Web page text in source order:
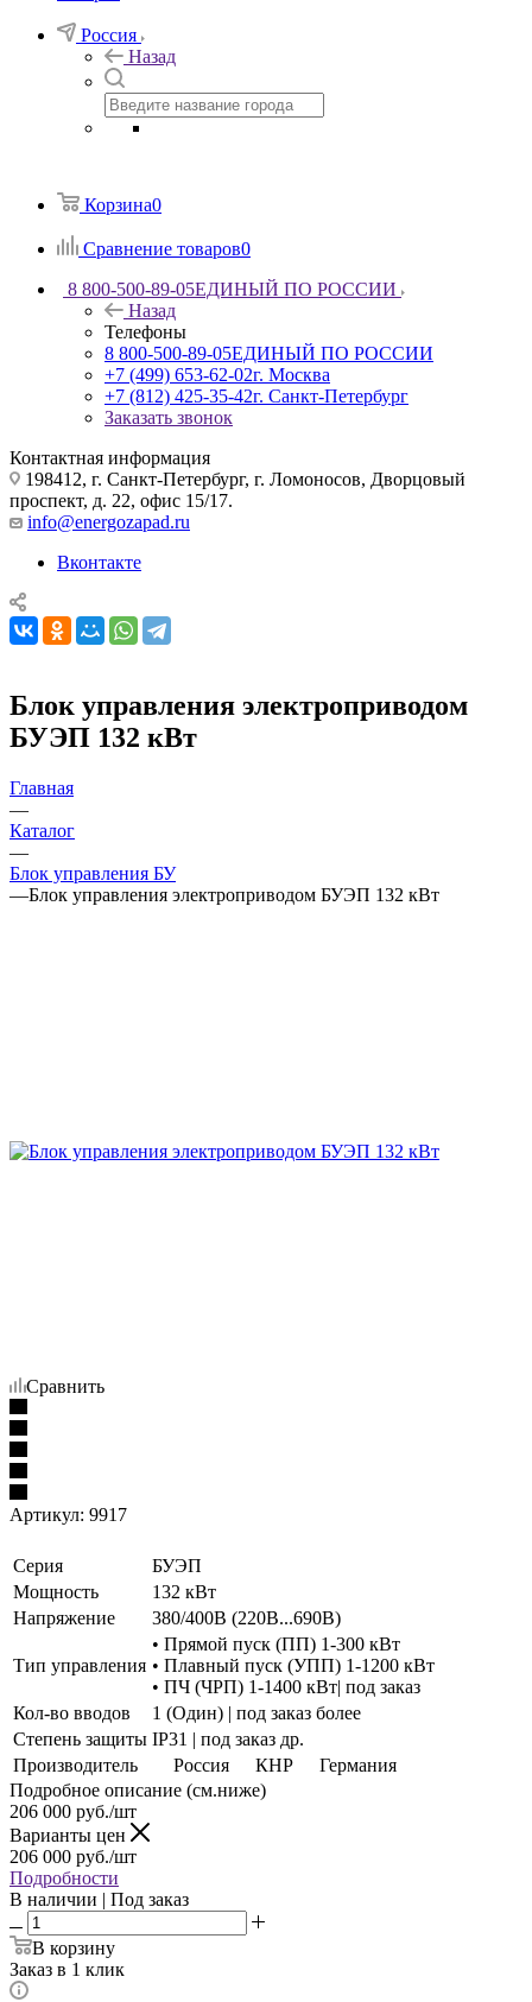
Россия
Назад
Корзина0
Сравнение товаров0
8 800-500-89-05ЕДИНЫЙ ПО РОССИИ
Назад
Телефоны
8 800-500-89-05ЕДИНЫЙ ПО РОССИИ
+7 (499) 653-62-02г. Москва
+7 (812) 425-35-42г. Санкт-Петербург
Заказать звонок
Контактная информация
198412, г. Санкт-Петербург, г. Ломоносов, Дворцовый
проспект, д. 22, офис 15/17.
info@energozapad.ru
Вконтакте
Блок управления электроприводом
БУЭП 132 кВт
Главная
—
Каталог
—
Блок управления БУ
—Блок управления электроприводом БУЭП 132 кВт
Сравнить
Артикул: 9917
Серия
БУЭП
Мощность
132 кВт
Напряжение
380/400В (220В...690В)
Тип управления
• Прямой пуск (ПП) 1-300 кВт
• Плавный пуск (УПП) 1-1200 кВт
• ПЧ (ЧРП) 1-1400 кВт| под заказ
Кол-во вводов
1 (Один) | под заказ более
Степень защиты IP31 | под заказ др.
Производитель
Россия КНР
Германия
Подробное описание (см.ниже)
206 000 руб./шт
Варианты цен
206 000 руб./шт
Подробности
В наличии | Под заказ
В корзину
Заказ в 1 клик